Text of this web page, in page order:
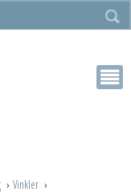
Vinkler